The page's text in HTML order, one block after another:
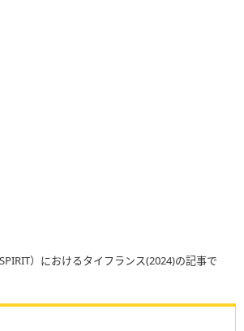
）におけるタイフランス(2024)の記事で